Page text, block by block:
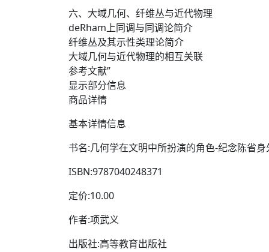
六、大域几何、纤维丛与近代物理
deRham上同调与同调论简介
纤维丛及其示性类理论简介
大域几何与近代物理的相互关联
参考文献”
显示部分信息
商品详情
基本详情信息
书名:几何学在文明中所扮演的角色-纪念陈省
ISBN:9787040248371
定价:10.00
作者:项武义
出版社:高等教育出版社